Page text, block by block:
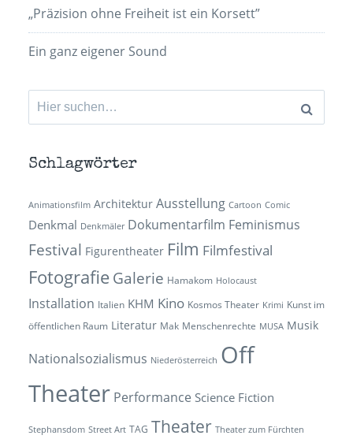
„Präzision ohne Freiheit ist ein Korsett”
Ein ganz eigener Sound
Suchen
nach:
Schlagwörter
Animationsfilm Architektur Ausstellung Cartoon Comic
Denkmal Denkmäler Dokumentarfilm Feminismus
Festival Figurentheater Film Filmfestival
Fotografie Galerie Hamakom Holocaust
Installation Italien KHM Kino Kosmos Theater Krimi Kunst im
öffentlichen Raum Literatur Mak Menschenrechte MUSA Musik
Nationalsozialismus Niederösterreich Off
Theater Performance Science Fiction
Stephansdom Street Art TAG Theater Theater zum Fürchten